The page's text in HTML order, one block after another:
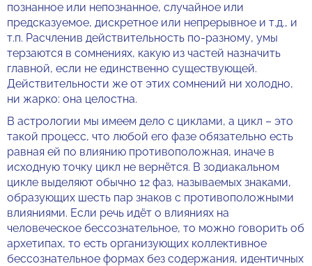
познанное или непознанное, случайное или
предсказуемое, дискретное или непрерывное и т.д., и
т.п. Расчленив действительность по-разному, умы
терзаются в сомнениях, какую из частей назначить
главной, если не единственно существующей.
Действительности же от этих сомнений ни холодно,
ни жарко: она целостна.
В астрологии мы имеем дело с циклами, а цикл – это
такой процесс, что любой его фазе обязательно есть
равная ей по влиянию противоположная, иначе в
исходную точку цикл не вернётся. В зодиакальном
цикле выделяют обычно 12 фаз, называемых знаками,
образующих шесть пар знаков с противоположными
влияниями. Если речь идёт о влияниях на
человеческое бессознательное, то можно говорить об
архетипах, то есть организующих коллективное
бессознательное формах без содержания, идентичных